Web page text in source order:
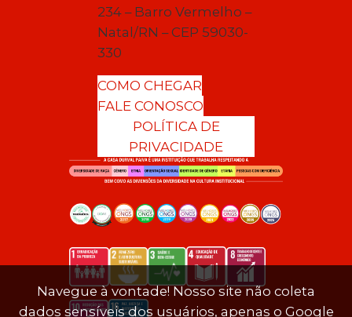
234 – Barro Vermelho –
Natal/RN – CEP 59030-
330
COMO CHEGAR
FALE CONOSCO
POLÍTICA DE
PRIVACIDADE
Navegue à vontade! Nosso site não coleta
dados sensíveis dos usuários, apenas o Google